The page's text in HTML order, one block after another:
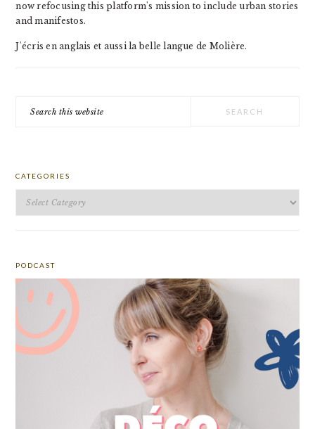
now refocusing this platform's mission to include urban stories
and manifestos.
J'écris en anglais et aussi la belle langue de Molière.
this
CATEGORIES
PODCAST